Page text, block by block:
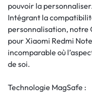
pouvoir la
Intégrant la
personnalisation, notre
pour Xiaomi Redmi
incomparable où
de soi.
Technologie MagSafe :